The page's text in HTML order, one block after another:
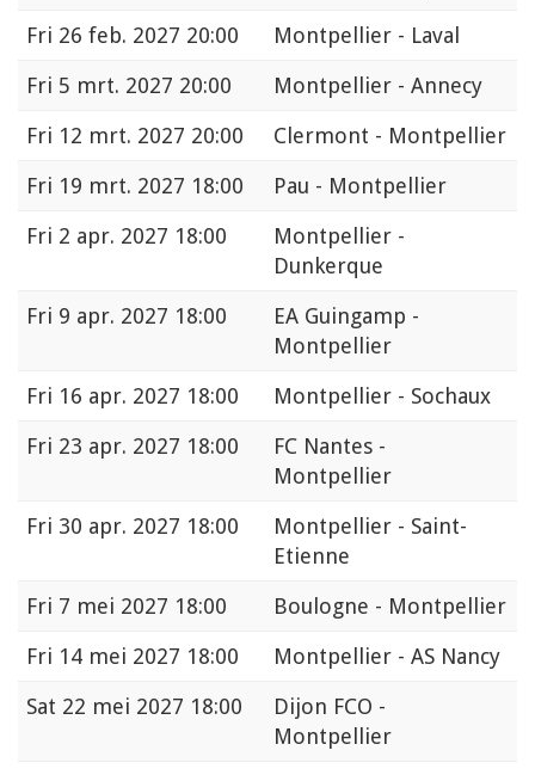
Fri 26 feb. 2027 20:00
Montpellier - Laval
Fri 5 mrt. 2027 20:00
Montpellier - Annecy
Fri 12 mrt. 2027 20:00
Clermont - Montpellier
Fri 19 mrt. 2027 18:00
Pau - Montpellier
Fri 2 apr. 2027 18:00
Montpellier -
Dunkerque
Fri 9 apr. 2027 18:00
EA Guingamp -
Montpellier
Fri 16 apr. 2027 18:00
Montpellier - Sochaux
Fri 23 apr. 2027 18:00
FC Nantes -
Montpellier
Fri 30 apr. 2027 18:00
Montpellier - Saint-
Etienne
Fri 7 mei 2027 18:00
Boulogne - Montpellier
Fri 14 mei 2027 18:00
Montpellier - AS Nancy
Sat 22 mei 2027 18:00
Dijon FCO -
Montpellier